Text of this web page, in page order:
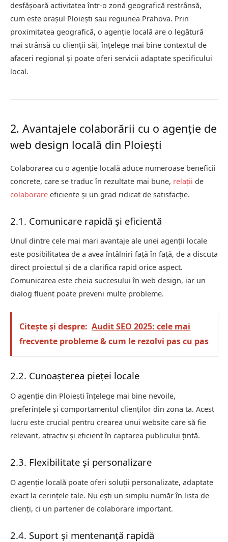
desfășoară activitatea într-o zonă geografică restrânsă,
cum este orașul Ploiești sau regiunea Prahova. Prin
proximitatea geografică, o agenție locală are o legătură
mai strânsă cu clienții săi, înțelege mai bine contextul de
afaceri regional și poate oferi servicii adaptate specificului
local.
2. Avantajele colaborării cu o agenție de
web design locală din Ploiești
Colaborarea cu o agenție locală aduce numeroase beneficii
concrete, care se traduc în rezultate mai bune, relații de
colaborare eficiente și un grad ridicat de satisfacție.
2.1. Comunicare rapidă și eficientă
Unul dintre cele mai mari avantaje ale unei agenții locale
este posibilitatea de a avea întâlniri față în față, de a discuta
direct proiectul și de a clarifica rapid orice aspect.
Comunicarea este cheia succesului în web design, iar un
dialog fluent poate preveni multe probleme.
Citește și despre: Audit SEO 2025: cele mai
frecvente probleme & cum le rezolvi pas cu pas
2.2. Cunoașterea pieței locale
O agenție din Ploiești înțelege mai bine nevoile,
preferințele și comportamentul clienților din zona ta. Acest
lucru este crucial pentru crearea unui website care să fie
relevant, atractiv și eficient în captarea publicului țintă.
2.3. Flexibilitate și personalizare
O agenție locală poate oferi soluții personalizate, adaptate
exact la cerințele tale. Nu ești un simplu număr în lista de
clienți, ci un partener de colaborare important.
2.4. Suport și mentenanță rapidă